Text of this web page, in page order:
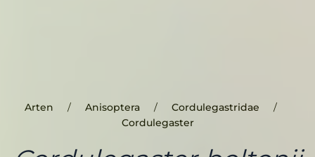
Arten Anisoptera
Cordulegastridae
Cordulegaster